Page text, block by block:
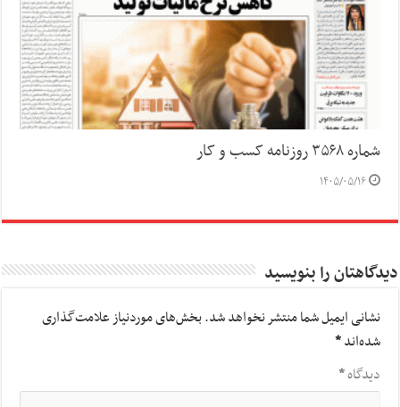
شماره ۳۵۶۸ روزنامه کسب و کار
۱۴۰۵/۰۵/۱۶
دیدگاهتان را بنویسید
نشانی ایمیل شما منتشر نخواهد شد.بخش‌های موردنیاز علامت‌گذاری
شده‌اند*
دیدگاه*